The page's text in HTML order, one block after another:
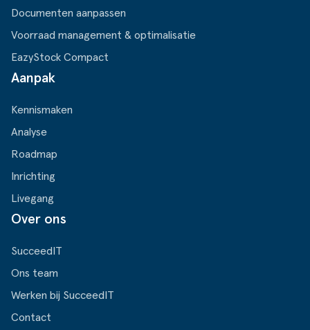
Documenten aanpassen
Voorraad management & optimalisatie
EazyStock Compact
Aanpak
Kennismaken
Analyse
Roadmap
Inrichting
Livegang
Over ons
SucceedIT
Ons team
Werken bij SucceedIT
Contact